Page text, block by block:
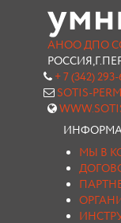
АНОО ДПО
+ 7 (342)
SOTIS-
МЫ В